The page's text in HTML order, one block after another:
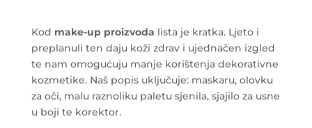
Kod make-up proizvoda lista je kratka. Ljeto i
preplanuli ten daju koži zdrav i ujednačen izgled
te nam omogućuju manje korištenja dekorativne
kozmetike. Naš popis uključuje: maskaru, olovku
za oči, malu raznoliku paletu sjenila, sjajilo za usne
u boji te korektor.